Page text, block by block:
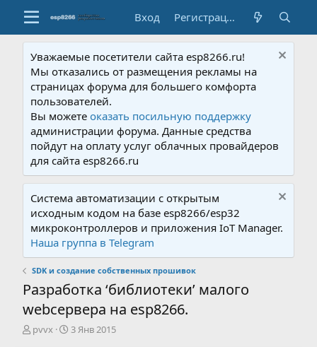
Вход Регистрация
Уважаемые посетители сайта esp8266.ru!
Мы отказались от размещения рекламы на
страницах форума для большего комфорта
пользователей.
Вы можетеоказать посильную поддержку
администрации форума. Данные средства
пойдут на оплату услуг облачных провайдеров
для сайта esp8266.ru
Система автоматизации с открытым
исходным кодом на базе esp8266/esp32
микроконтроллеров и приложения IoT Manager.
Наша группа в Telegram
SDK и создание собственных прошивок
Разработка ‘библиотеки’ малого
webсервера на esp8266.
А
pvvx
Д
3 Янв 2015